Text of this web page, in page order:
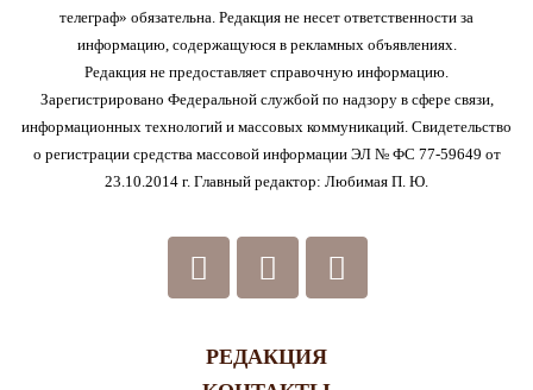
телеграф» обязательна. Редакция не несет ответственности за
информацию, содержащуюся в рекламных объявлениях.
Редакция не предоставляет справочную информацию.
Зарегистрировано Федеральной службой по надзору в сфере связи,
информационных технологий и массовых коммуникаций. Свидетельство
о регистрации средства массовой информации ЭЛ № ФС 77-59649 от
23.10.2014 г. Главный редактор: Любимая П. Ю.
РЕДАКЦИЯ